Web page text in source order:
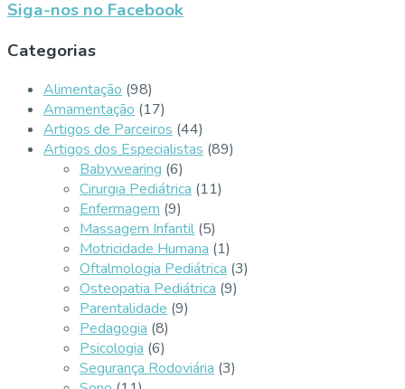
Siga-nos no Facebook
Categorias
Alimentação (98)
Amamentação (17)
Artigos de Parceiros (44)
Artigos dos Especialistas (89)
Babywearing (6)
Cirurgia Pediátrica (11)
Enfermagem (9)
Massagem Infantil (5)
Motricidade Humana (1)
Oftalmologia Pediátrica (3)
Osteopatia Pediátrica (9)
Parentalidade (9)
Pedagogia (8)
Psicologia (6)
Segurança Rodoviária (3)